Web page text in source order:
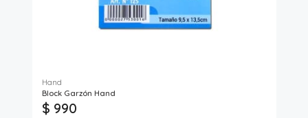
Hand
Block Garzón Hand
$ 990